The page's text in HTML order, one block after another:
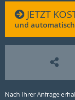
JETZT
und
Nach Ihrer Anfrage